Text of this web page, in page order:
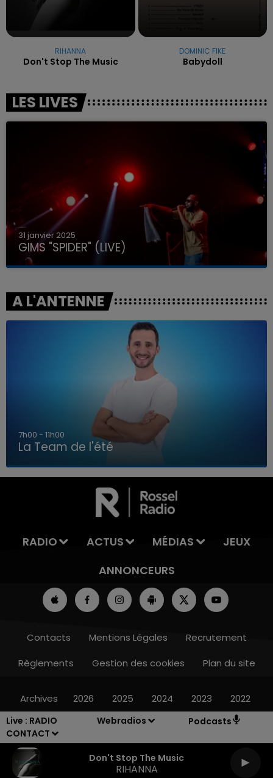
Live : RADIO
CONTACT
Webradios Podcasts
Don't Stop The Music
RIHANNA
LA TEAM DE L'ÉTÉ
RIHANNA
Don't Stop The Music
DOMINIC FIKE
Babydoll
LES LIVES
31 janvier 2025
GIMS "SPIDER" (LIVE)
A L'ANTENNE
7h00 - 11h00
La Team de l'été
RADIO ACTUS MÉDIAS
JEUX
ANNONCEURS
Contacts Mentions Légales
Recrutement
Règlements
Gestion des cookies Plan du site
Archives 2026 2025 2024 2023 2022